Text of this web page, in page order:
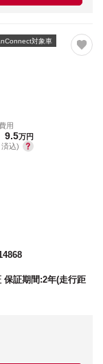
対象車
用
9.5万円
済込)
保証期間:2年(走行距